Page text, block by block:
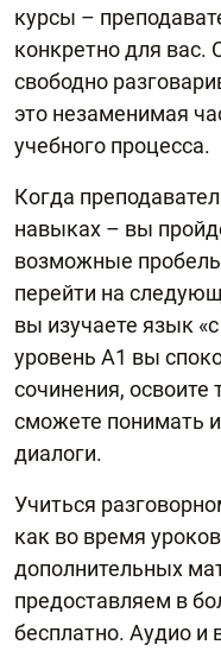
курсы –
конкретно для вас.
свободно
это незаменимая
учебного процесса.
Когда
навыках – вы
возможные
перейти на
вы изучаете язык
уровень А1 вы
сочинения, освоите
сможете понимать
диалоги.
Учиться
как во время
дополнительных
предоставляем в
бесплатно. Аудио